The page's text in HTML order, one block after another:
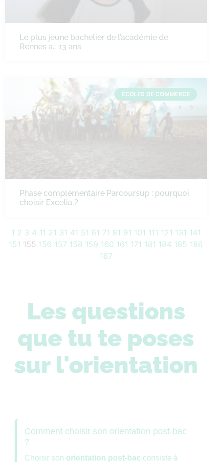
Le plus jeune bachelier de l’académie de
Rennes a… 13 ans
ÉCOLES DE COMMERCE
Phase complémentaire Parcoursup : pourquoi
choisir Excelia ?
1 2 3 4 11 21 31 41 51 61 71 81 91 101 111 121 131 141
151 155 156 157 158 159 160 161 171 181 184 185 186
187
Les questions
que tu te poses
sur l'orientation
Comment choisir son orientation post-bac
?
Choisir son orientation post-bac consiste à